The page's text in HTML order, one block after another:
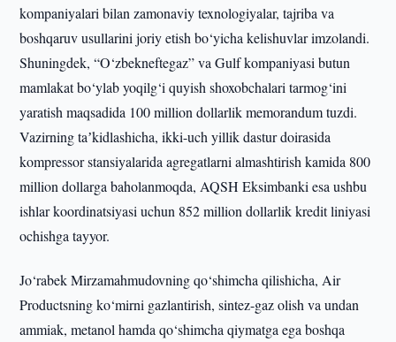
kompaniyalari bilan zamonaviy texnologiyalar, tajriba va
boshqaruv usullarini joriy etish bo‘yicha kelishuvlar imzolandi.
Shuningdek, “O‘zbekneftegaz” va Gulf kompaniyasi butun
mamlakat bo‘ylab yoqilg‘i quyish shoxobchalari tarmog‘ini
yaratish maqsadida 100 million dollarlik memorandum tuzdi.
Vazirning taʼkidlashicha, ikki-uch yillik dastur doirasida
kompressor stansiyalarida agregatlarni almashtirish kamida 800
million dollarga baholanmoqda, AQSH Eksimbanki esa ushbu
ishlar koordinatsiyasi uchun 852 million dollarlik kredit liniyasi
ochishga tayyor.
Jo‘rabek Mirzamahmudovning qo‘shimcha qilishicha, Air
Productsning ko‘mirni gazlantirish, sintez-gaz olish va undan
ammiak, metanol hamda qo‘shimcha qiymatga ega boshqa